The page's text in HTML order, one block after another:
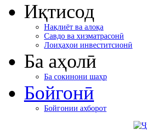
Иқтисод
Нақлиёт ва алоқа
Савдо ва хизматрасонӣ
Лоиҳаҳои инвеститсионӣ
Ба аҳолӣ
Ба сокинони шаҳр
Бойгонӣ
Бойгонии ахборот